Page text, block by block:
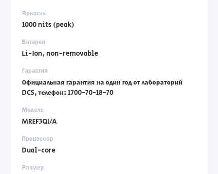
Яркость
1000 nits (peak)
Батарея
Li-Ion, non-removable
Гарантия
Официальная гарантия на один год от лабораторий
DCS, телефон: 1700-70-18-70
Модель
MREF3QI/A
Процессор
Dual-core
Размер